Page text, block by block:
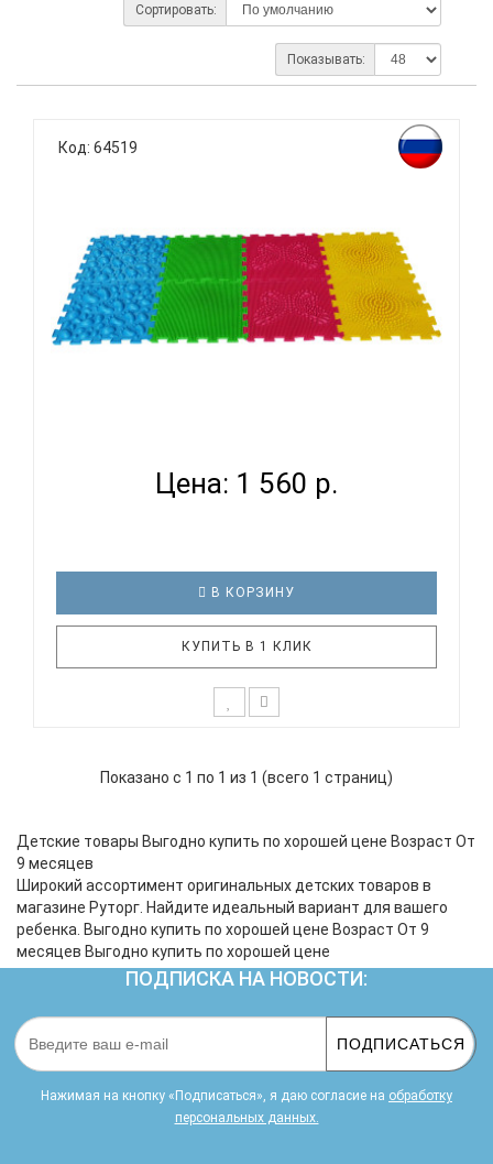
Сортировать:
Показывать:
Код: 64519
Цена: 1 560 р.
В КОРЗИНУ
КУПИТЬ В 1 КЛИК
модули, которые соединяются между собой по
счет разнообразия фактуры и рельефа, а также
Показано с 1 по 1 из 1 (всего 1 страниц)
Детские товары Выгодно купить по хорошей цене Возраст От
9 месяцев
Широкий ассортимент оригинальных детских товаров в
магазине Руторг. Найдите идеальный вариант для вашего
ребенка. Выгодно купить по хорошей цене Возраст От 9
месяцев Выгодно купить по хорошей цене
ПОДПИСКА НА НОВОСТИ:
ПОДПИСАТЬСЯ
Нажимая на кнопку «Подписаться», я даю cогласие на обработку
персональных данных.